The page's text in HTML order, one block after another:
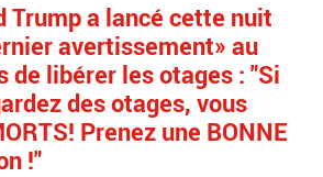
Trump a lancé cette nuit
avertissement» au
de libérer les otages : "Si
des otages, vous
Prenez une BONNE
!"